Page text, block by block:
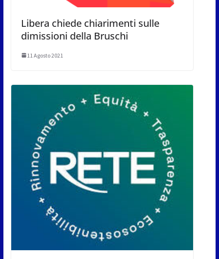
Libera chiede chiarimenti sulle
dimissioni della Bruschi
11 Agosto 2021